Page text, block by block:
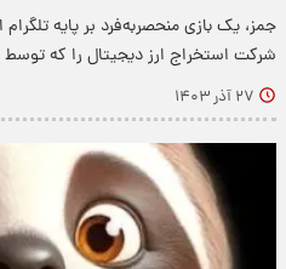
جمز، یک بازی منحصربه‌فرد بر پایه
شرکت استخراج ارز دیجیتال را که
۲۷ آذر ۱۴۰۳